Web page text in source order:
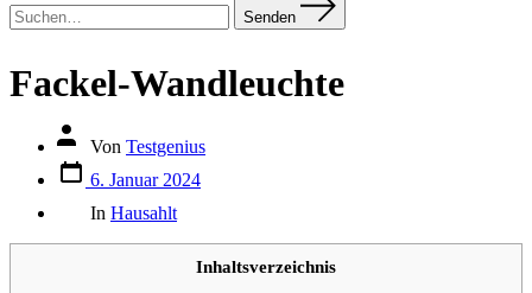
nach:
Senden
Fackel-Wandleuchte
Autor
Beitrags
Von Testgenius
Datum
des
Beitrags
6. Januar 2024
In Hausahlt
Inhaltsverzeichnis